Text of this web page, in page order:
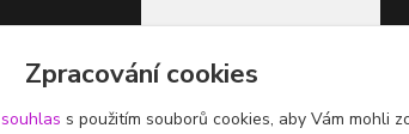
Zpracování cookies
souhlas s použitím souborů cookies, aby Vám mohli